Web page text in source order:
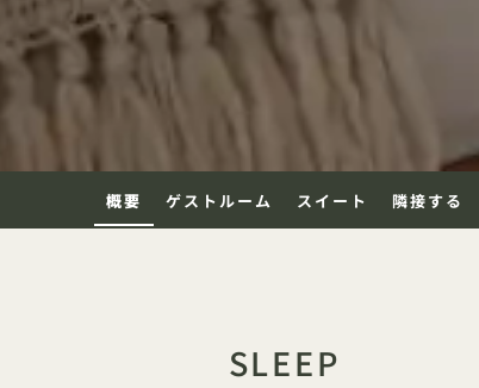
概要 ゲストルーム スイート 隣接する
SLEEP